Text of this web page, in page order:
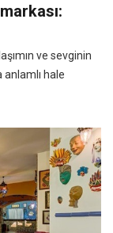
ve sevginin
hale